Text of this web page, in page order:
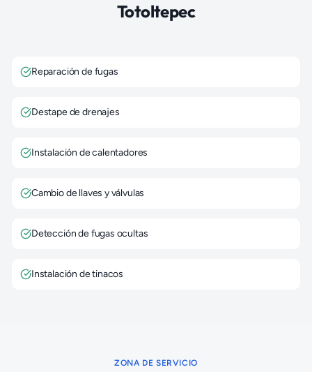
Totoltepec
Reparación de fugas
Destape de drenajes
Instalación de calentadores
Cambio de llaves y válvulas
Detección de fugas ocultas
Instalación de tinacos
ZONA DE SERVICIO